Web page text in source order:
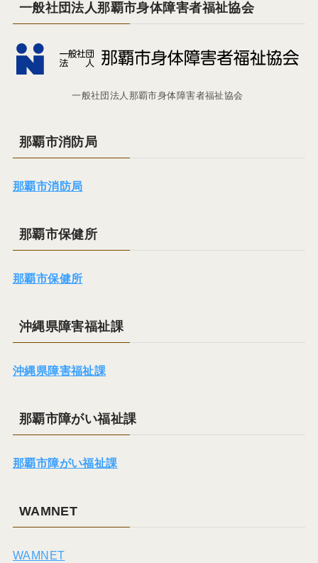
一般社団法人那覇市身体障害者福祉協会
一般社団法人那覇市身体障害者福祉協会
那覇市消防局
那覇市消防局
那覇市保健所
那覇市保健所
沖縄県障害福祉課
沖縄県障害福祉課
那覇市障がい福祉課
那覇市障がい福祉課
WAMNET
WAMNET